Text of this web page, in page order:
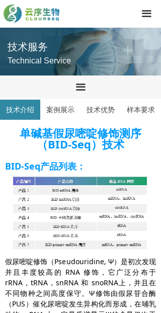
끀
首页
产品中心
关于我们
联系我们
技术介绍 案例展示 技术优势 样本要求
单碱基假尿嘧啶修饰测序
（BID-Seq）技术
BID-Seq产品列表：
假尿嘧啶修饰（Pseudouridine, Ψ）是初次发现
并且丰度较高的 RNA 修饰，它广泛分布于
rRNA，tRNA，snRNA 和 snoRNA上，并且在
不同物种之间高度保守。Ψ修饰由假尿苷合酶
（PUS）催化尿嘧啶发生异构化而形成，在哺乳
技术服务
Technical Service
끀